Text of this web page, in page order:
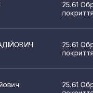
25.61
25.61
25.61